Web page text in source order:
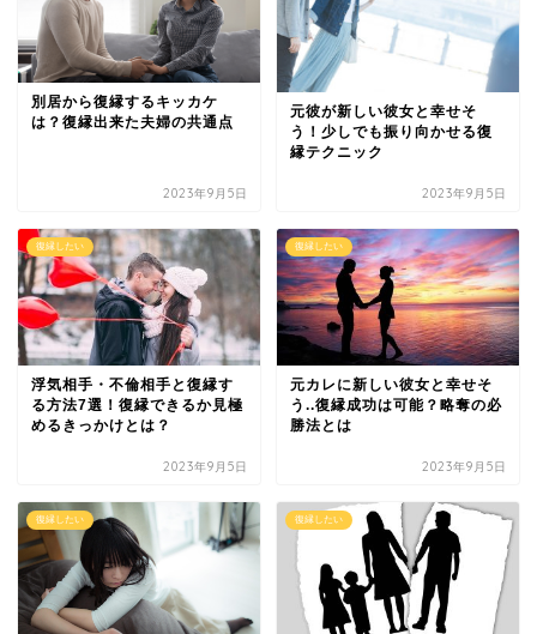
別居から復縁するキッカケ
は？復縁出来た夫婦の共通点
2023年9月5日
元彼が新しい彼女と幸せそ
う！少しでも振り向かせる復
縁テクニック
2023年9月5日
復縁したい
浮気相手・不倫相手と復縁す
る方法7選！復縁できるか見極
めるきっかけとは？
2023年9月5日
復縁したい
元カレに新しい彼女と幸せそ
う..復縁成功は可能？略奪の必
勝法とは
2023年9月5日
復縁したい 復縁したい